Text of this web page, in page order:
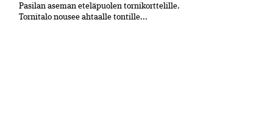
Pasilan aseman eteläpuolen tornikorttelille.
Tornitalo nousee ahtaalle tontille...